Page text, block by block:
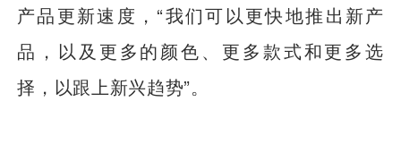
产品更新速度，“我们可以更快地推出新产
品，以及更多的颜色、更多款式和更多选
择，以跟上新兴趋势”。